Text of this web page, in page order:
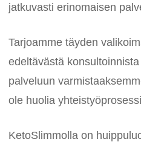
jatkuvasti erinomaisen
Tarjoamme täyden
edeltävästä
palveluun
ole huolia
KetoSlimmolla on